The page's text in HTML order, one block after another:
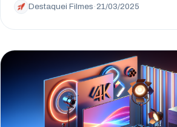
Destaquei Filmes ·21/03/2025